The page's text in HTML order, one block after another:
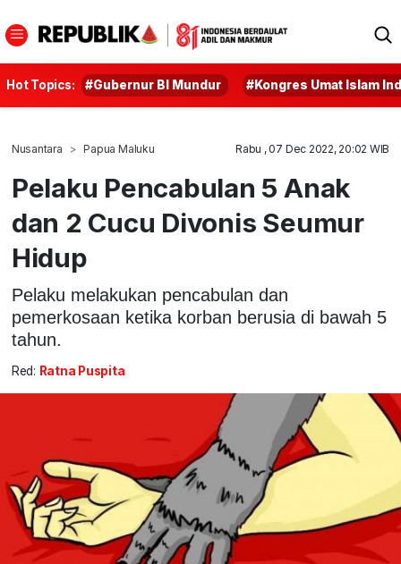
Hot Topics: #Gubernur BI Mundur #Kongres Umat Islam
Nusantara Papua Maluku Rabu , 07 Dec 2022, 20:02 WIB
Pelaku Pencabulan 5 Anak
dan 2 Cucu Divonis Seumur
Hidup
Pelaku melakukan pencabulan dan
pemerkosaan ketika korban berusia di bawah 5
tahun.
Red: Ratna Puspita